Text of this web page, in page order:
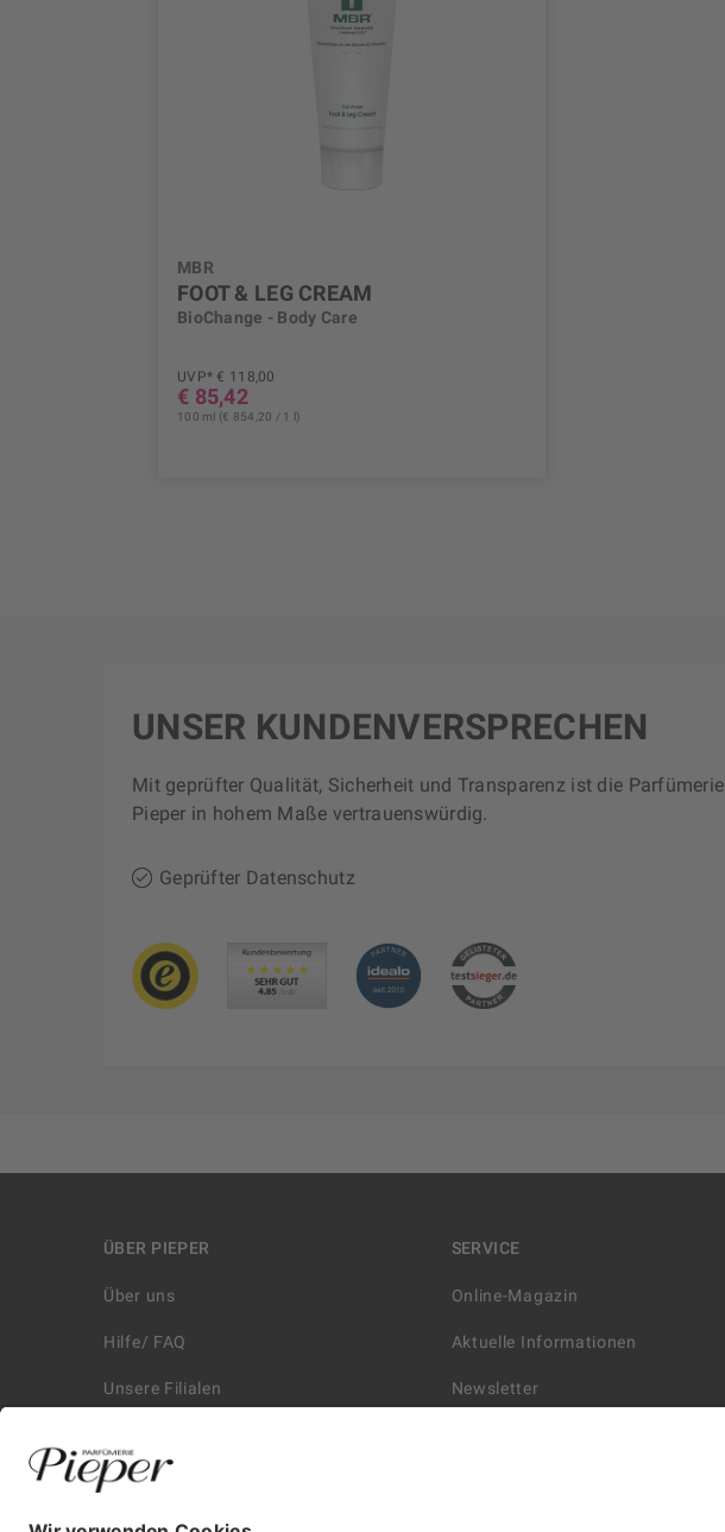
MBR
FOOT & LEG CREAM
BioChange - Body Care
UVP* € 118,00
€ 85,42
100 ml (€ 854,20 / 1 l)
UNSER KUNDENVERSPRECHEN
Mit geprüfter Qualität, Sicherheit und Transparenz ist die Parfümerie
Pieper in hohem Maße vertrauenswürdig.
Geprüfter Datenschutz
ÜBER PIEPER
Über uns
Hilfe/ FAQ
Unsere Filialen
Historie
Affiliate
SERVICE
Online-Magazin
Aktuelle Informationen
Newsletter